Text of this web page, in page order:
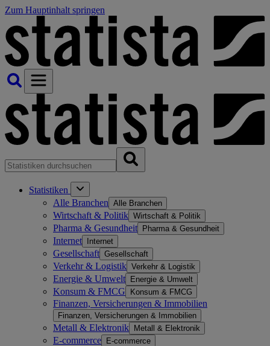
Zum Hauptinhalt springen
Statistiken
Alle Branchen Alle Branchen
Wirtschaft & Politik Wirtschaft & Politik
Pharma & Gesundheit Pharma & Gesundheit
Internet Internet
Gesellschaft Gesellschaft
Verkehr & Logistik Verkehr & Logistik
Energie & Umwelt Energie & Umwelt
Konsum & FMCG Konsum & FMCG
Finanzen, Versicherungen & Immobilien
Finanzen, Versicherungen & Immobilien
Metall & Elektronik Metall & Elektronik
E-commerce E-commerce